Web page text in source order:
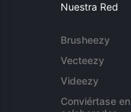
Nuestra Red
Brusheezy
Vecteezy
Videezy
Conviértase en